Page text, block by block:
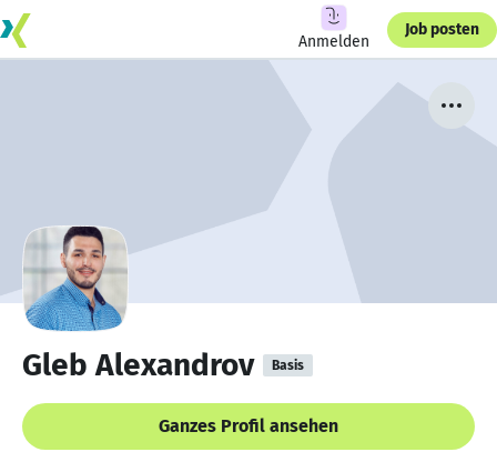
Anmelden
Job posten
Gleb Alexandrov Basis
Ganzes Profil ansehen